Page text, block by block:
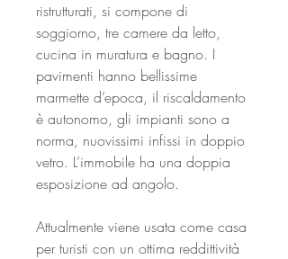
ristrutturati, si compone di
soggiorno, tre camere da letto,
cucina in muratura e bagno. I
pavimenti hanno bellissime
marmette d’epoca, il riscaldamento
è autonomo, gli impianti sono a
norma, nuovissimi infissi in doppio
vetro. L’immobile ha una doppia
esposizione ad angolo.
Attualmente viene usata come casa
per turisti con un ottima reddittività